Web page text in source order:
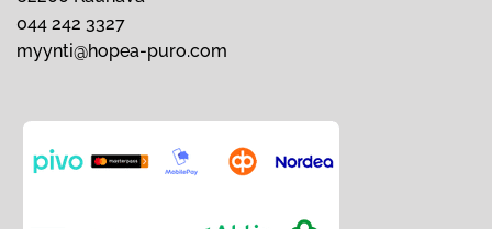
044 242 3327
myynti@hopea-puro.com